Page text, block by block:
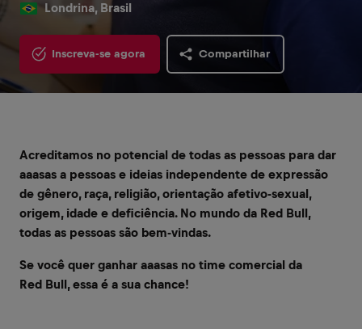
Londrina, Brasil
Inscreva-se agora Compartilhar
Acreditamos no potencial de todas as pessoas para dar
aaasas a pessoas e ideias independente de expressão
de gênero, raça, religião, orientação afetivo-sexual,
origem, idade e deficiência. No mundo da Red Bull,
todas as pessoas são bem-vindas.
Se você quer ganhar aaasas no time comercial da
Red Bull, essa é a sua chance!